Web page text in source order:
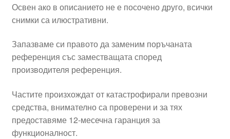
Освен ако в описанието не е посочено друго, всички
снимки са илюстративни.
Запазваме си правото да заменим поръчаната
референция със заместващата според
производителя референция.
Частите произхождат от катастрофирали превозни
средства, внимателно са проверени и за тях
предоставяме 12-месечна гаранция за
функционалност.